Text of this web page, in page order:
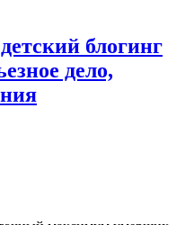
блогинг
дело,